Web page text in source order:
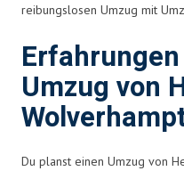
reibungslosen Umzug mit
Umzug von
Du planst einen Umzug von